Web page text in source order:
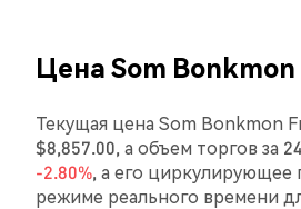
Цена Som Bonkmon
Текущая цена Som Bonkmon
$8,857.00, а объем торгов за
-2.80%, а его циркулирующее
режиме реального времени